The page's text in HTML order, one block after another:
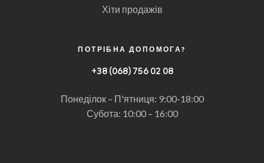
Хіти продажів
ПОТРІБНА ДОПОМОГА?
+38 (068) 756 02 08
Понеділок – П'ятниця: 9:00-18:00
Субота: 10:00 – 16:00